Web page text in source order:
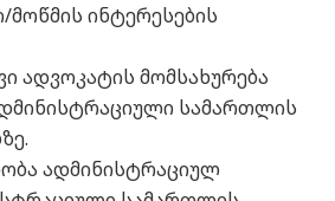
მოწმის ინტერესების
ადვოკატის მომსახურება
სამართლის
ადმინისტრაციულ